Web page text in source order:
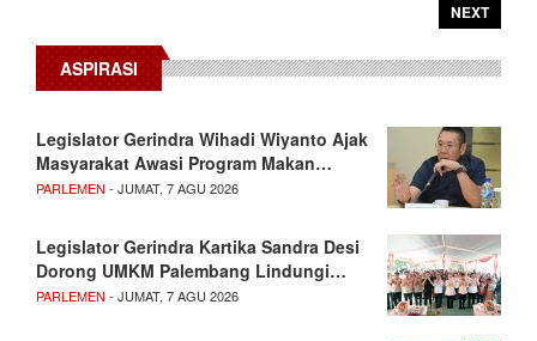
NEXT
ASPIRASI
Legislator Gerindra Wihadi Wiyanto Ajak
Masyarakat Awasi Program Makan…
PARLEMEN - JUMAT, 7 AGU 2026
Legislator Gerindra Kartika Sandra Desi
Dorong UMKM Palembang Lindungi…
PARLEMEN - JUMAT, 7 AGU 2026